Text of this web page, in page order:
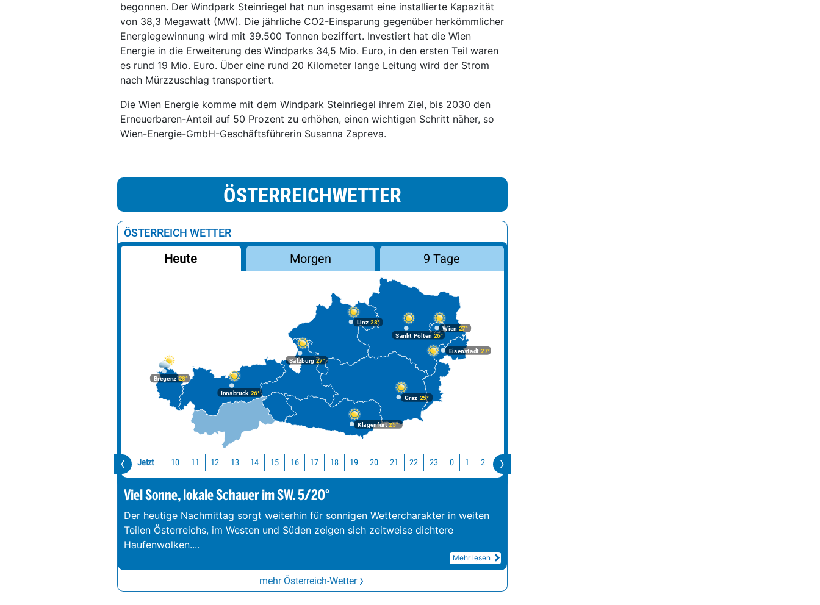
begonnen. Der Windpark Steinriegel hat nun insgesamt eine installierte Kapazität
von 38,3 Megawatt (MW). Die jährliche CO2-Einsparung gegenüber herkömmlicher
Energiegewinnung wird mit 39.500 Tonnen beziffert. Investiert hat die Wien
Energie in die Erweiterung des Windparks 34,5 Mio. Euro, in den ersten Teil waren
es rund 19 Mio. Euro. Über eine rund 20 Kilometer lange Leitung wird der Strom
nach Mürzzuschlag transportiert.
Die Wien Energie komme mit dem Windpark Steinriegel ihrem Ziel, bis 2030 den
Erneuerbaren-Anteil auf 50 Prozent zu erhöhen, einen wichtigen Schritt näher, so
Wien-Energie-GmbH-Geschäftsführerin Susanna Zapreva.
ÖSTERREICHWETTER
ÖSTERREICH WETTER
Heute Morgen 9 Tage
Bregenz28°
Graz 25°
Innsbruck26°
Klagenfurt25°
Linz 28°
Salzburg27°
Wien 27°
Eisenstadt 27°
Sankt Pölten 26°
Jetzt 10 11 12 13 14 15 16 17 18 19 20 21 22 23 0 1 2 3
Viel Sonne, lokale Schauer im SW. 5/20°
Der heutige Nachmittag sorgt weiterhin für sonnigen Wettercharakter in weiten
Teilen Österreichs, im Westen und Süden zeigen sich zeitweise dichtere
Haufenwolken....
Mehr lesen
mehr Österreich-Wetter